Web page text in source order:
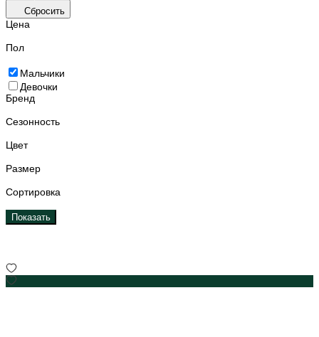
Сбросить
Цена
Пол
Мальчики
Девочки
Бренд
Сезонность
Цвет
Размер
Сортировка
Показать